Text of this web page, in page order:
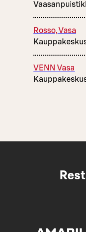
Rosso, Vasa
VENN Vasa